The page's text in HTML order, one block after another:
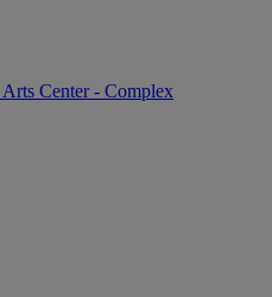
Center - Complex